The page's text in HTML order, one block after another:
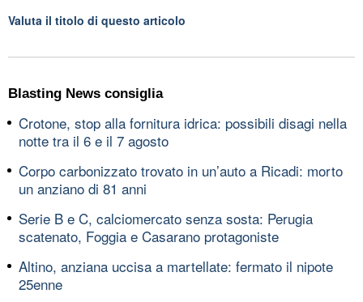
Valuta il titolo di questo articolo
Blasting News consiglia
Crotone, stop alla fornitura idrica: possibili disagi nella
notte tra il 6 e il 7 agosto
Corpo carbonizzato trovato in un’auto a Ricadi: morto
un anziano di 81 anni
Serie B e C, calciomercato senza sosta: Perugia
scatenato, Foggia e Casarano protagoniste
Altino, anziana uccisa a martellate: fermato il nipote
25enne